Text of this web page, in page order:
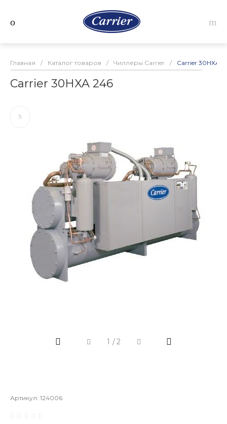
Главная / Каталог товаров / Чиллеры Carrier / Carrier 30HXA
Carrier 30HXA 246
1 /2
Артикул: 124006